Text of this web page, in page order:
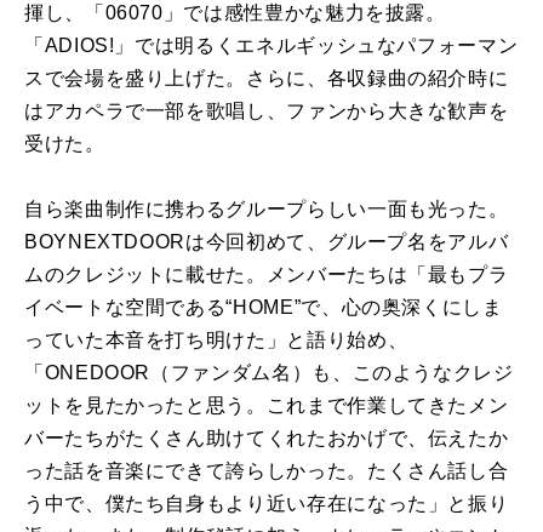
揮し、「06070」では感性豊かな魅力を披露。
「ADIOS!」では明るくエネルギッシュなパフォーマン
スで会場を盛り上げた。さらに、各収録曲の紹介時に
はアカペラで一部を歌唱し、ファンから大きな歓声を
受けた。
自ら楽曲制作に携わるグループらしい一面も光った。
BOYNEXTDOORは今回初めて、グループ名をアルバ
ムのクレジットに載せた。メンバーたちは「最もプラ
イベートな空間である“HOME”で、心の奥深くにしま
っていた本音を打ち明けた」と語り始め、
「ONEDOOR（ファンダム名）も、このようなクレジ
ットを見たかったと思う。これまで作業してきたメン
バーたちがたくさん助けてくれたおかげで、伝えたか
った話を音楽にできて誇らしかった。たくさん話し合
う中で、僕たち自身もより近い存在になった」と振り